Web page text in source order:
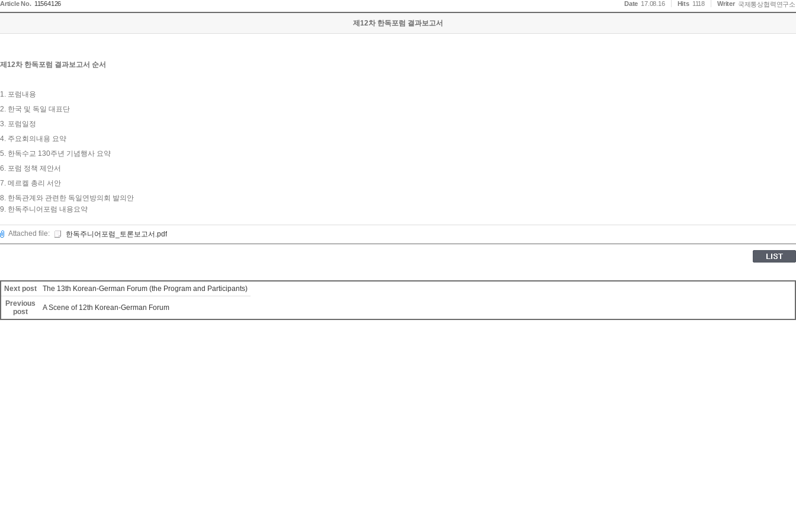
Article No. 11564126 Date 17.08.16 Hits 1118 Writer 국제통상협력연구소
제12차 한독포럼 결과보고서
제 12차 한독포럼 결과보고서 순서
1. 포럼내용
2. 한국 및 독일 대표단
3. 포럼일정
4. 주요회의내용 요약
5. 한독수교 130주년 기념행사 요약
6. 포럼 정책 제안서
7. 메르켈 총리 서안
8. 한독관계와 관련한 독일연방의회 발의안
9. 한독주니어포럼 내용요약
Attached file: 한독주니어포럼_토론보고서.pdf
Next post
The 13th Korean-German Forum (the Program and Participants)
Previous
post
A Scene of 12th Korean-German Forum